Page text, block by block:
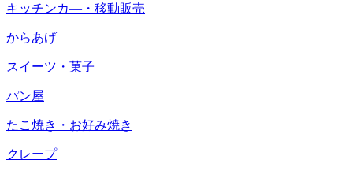
キッチンカ―・移動販売
からあげ
スイーツ・菓子
パン屋
たこ焼き・お好み焼き
クレープ